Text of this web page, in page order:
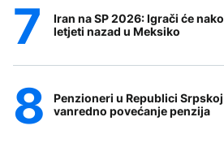
Iran na SP 2026: Igrači će
letjeti nazad u Meksiko
Penzioneri u Republici
vanredno povećanje penzija